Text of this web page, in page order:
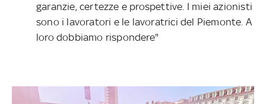
garanzie, certezze e prospettive. I miei azionisti
sono i lavoratori e le lavoratrici del Piemonte. A
loro dobbiamo rispondere"